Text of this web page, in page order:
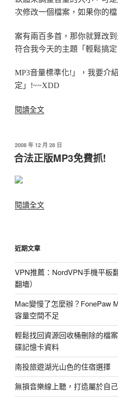
次修改一個檔案，如果你的檔
案有兩百多首，那你就算改
符合我今天的主題「輕鬆搞定
MP3音量標準化!」，我要介
定」!~~XDD
閱讀全文〈輕
定
MP3
準
發
佈
於
2008 年 12 月 28 日
合法正版MP3免費抓!
閱讀全文〈合
免
費
近期文章
VPN推薦：NordVPN手機平板
翻墻）
Mac變慢了怎麼辦？FonePaw
容量空間不足
輕鬆找回資源回收桶刪除的檔
碟記憶卡資料
南投旅遊湖光山色的住宿選擇
無損音樂線上聽，打造屬於自